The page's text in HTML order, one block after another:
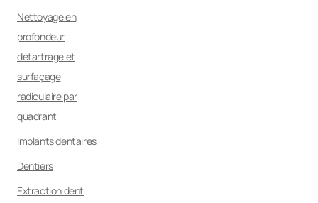
Nettoyage en
profondeur
détartrage et
surfaçage
radiculaire par
quadrant
Implants dentaires
Dentiers
Extraction dent